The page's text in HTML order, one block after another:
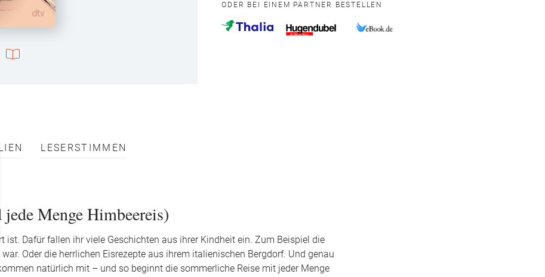
ODER BEI EINEM PARTNER BESTELLEN
LESERSTIMMEN
jede Menge Himbeereis)
ist. Dafür fallen ihr viele Geschichten aus ihrer Kindheit ein. Zum Beispiel die
Oder die herrlichen Eisrezepte aus ihrem italienischen Bergdorf. Und genau
natürlich mit – und so beginnt die sommerliche Reise mit jeder Menge